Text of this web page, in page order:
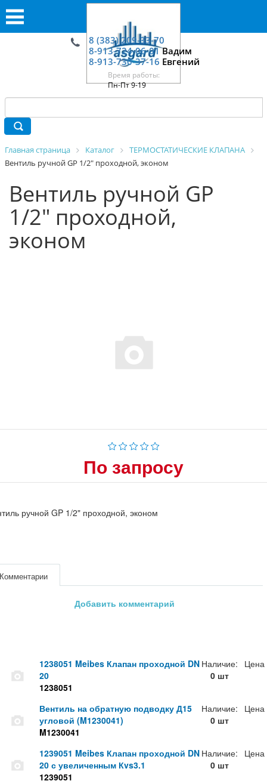
8 (383) 209-33-70
8-913-724-06-01Вадим
8-913-730-37-16 Евгений
Время работы:
Пн-Пт 9-19
Главная страница Каталог
ТЕРМОСТАТИЧЕСКИЕ КЛАПАНА
Вентиль ручной GP 1/2" проходной, эконом
Вентиль ручной GP
1/2" проходной,
эконом
По запросу
ручной GP 1/2" проходной, эконом
Добавить комментарий
1238051 Meibes Клапан проходной DN
20
1238051
Наличие:
0 шт
Цена
Вентиль на обратную подводку Д15
угловой (M1230041)
M1230041
Наличие:
0 шт
Цена
1239051 Meibes Клапан проходной DN
20 с увеличенным Кvs3.1
1239051
Наличие:
0 шт
Цена